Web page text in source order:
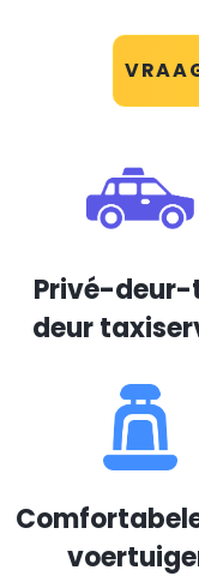
Privé-
deur